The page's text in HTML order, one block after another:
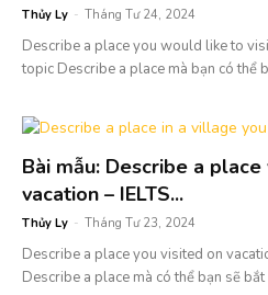
Thủy Ly - Tháng Tư 24, 2024
Describe a place you would like to
topic Describe a place mà bạn có thể
Bài mẫu: Describe a
vacation – IELTS...
Thủy Ly - Tháng Tư 23, 2024
Describe a place you visited on
Describe a place mà có thể bạn sẽ